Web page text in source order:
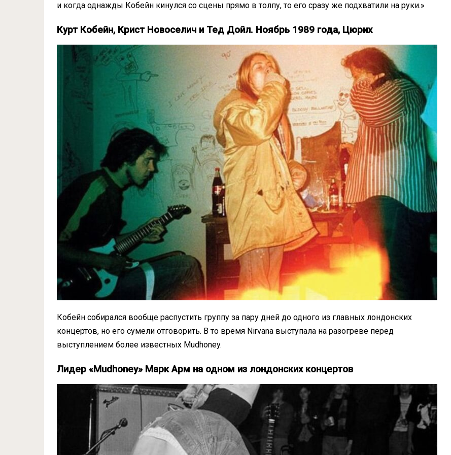
и когда однажды Кобейн кинулся со сцены прямо в толпу, то его сразу же подхватили на руки.»
Курт Кобейн, Крист Новоселич и Тед Дойл. Ноябрь 1989 года, Цюрих
Кобейн собирался вообще распустить группу за пару дней до одного из главных лондонских
концертов, но его сумели отговорить. В то время Nirvana выступала на разогреве перед
выступлением более известных Mudhoney.
Лидер «Mudhoney» Марк Арм на одном из лондонских концертов